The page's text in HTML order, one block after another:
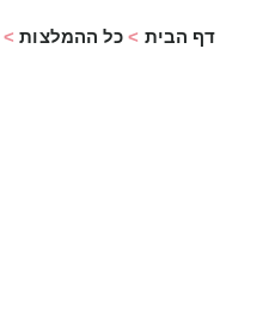
דף הבית > כל ההמלצות>